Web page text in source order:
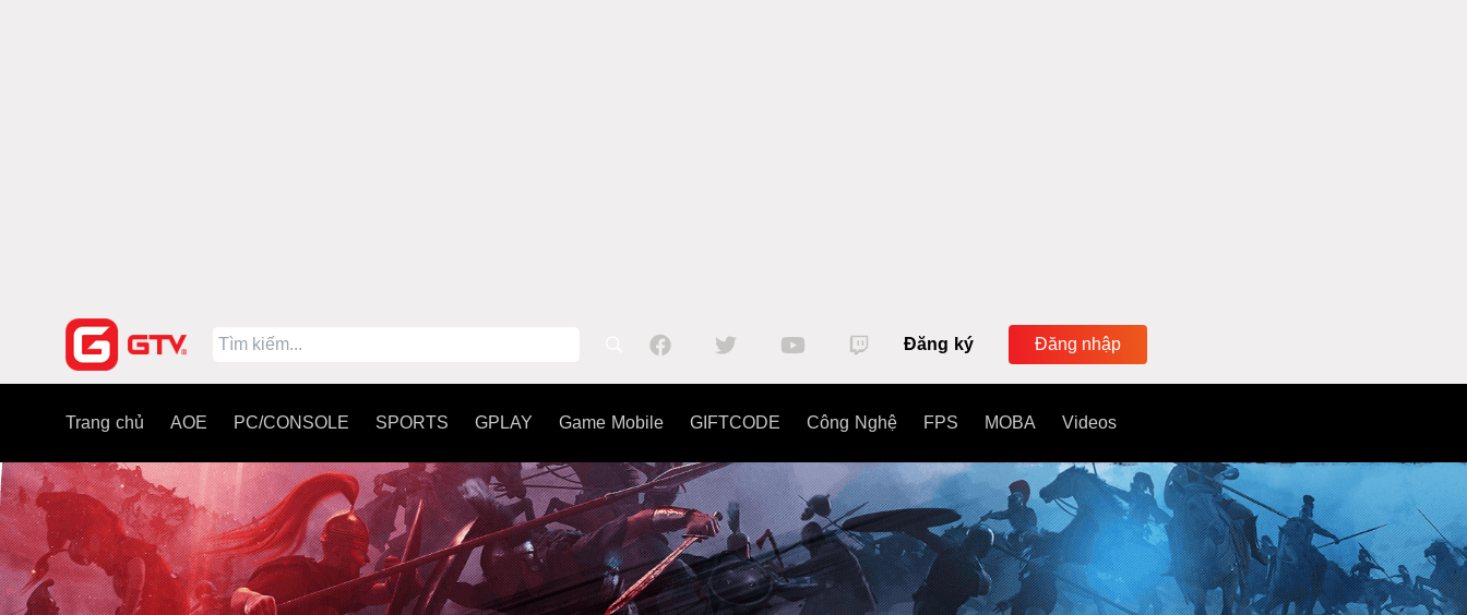
Đăng ký Đăng nhập
Trang chủ AOE PC/CONSOLE SPORTS GPLAY Game Mobile GIFTCODE Công Nghệ FPS MOBA Videos